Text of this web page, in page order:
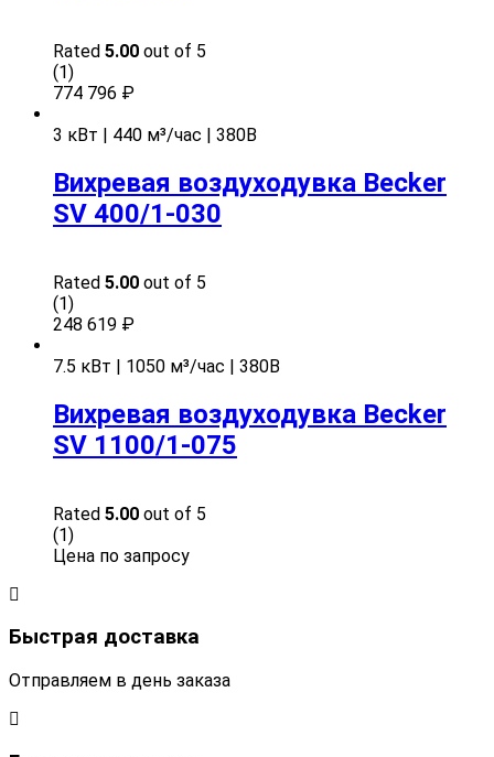
Rated 5.00 out of 5
(1)
774 796 ₽
3 кВт | 440 м³/час | 380В
Вихревая воздуходувка Becker
SV 400/1-030
Rated 5.00 out of 5
(1)
248 619 ₽
7.5 кВт | 1050 м³/час | 380В
Вихревая воздуходувка Becker
SV 1100/1-075
Rated 5.00 out of 5
(1)
Цена по запросу
Быстрая доставка
Отправляем в день заказа